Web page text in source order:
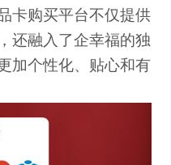
卡购买平台不仅提供
还融入了企幸福的独
加个性化、贴心和有